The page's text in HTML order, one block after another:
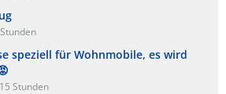
speziell für Wohnmobile, es wird
Stunden